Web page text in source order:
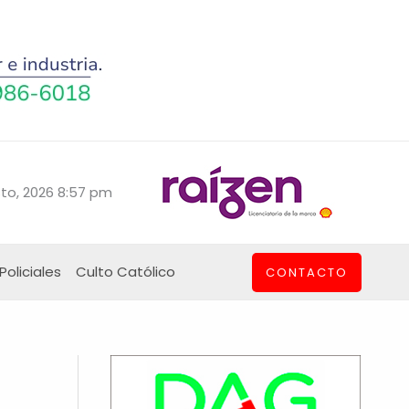
2026 8:57 pm
Policiales Culto Católico CONTACTO